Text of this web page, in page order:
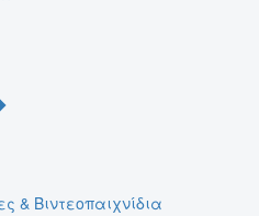
& Βιντεοπαιχνίδια